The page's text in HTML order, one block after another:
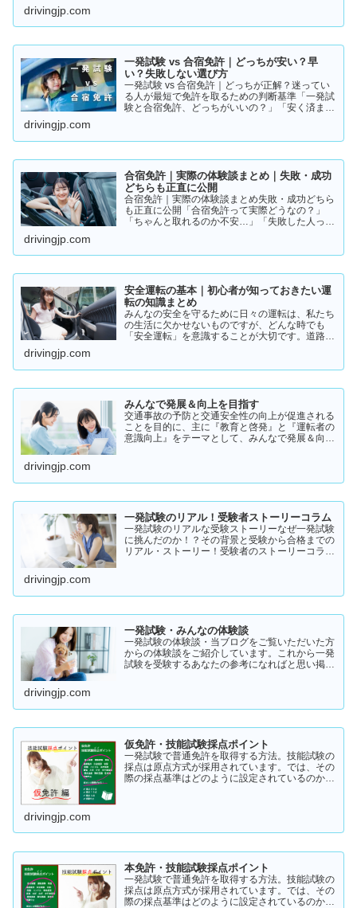
らに何回も落ちる・数…
drivingjp.com
一発試験 vs 合宿免許｜どっちが安い？早
い？失敗しない選び方
一発試験 vs 合宿免許｜どっちが正解？迷ってい
る人が最短で免許を取るための判断基準「一発試
験と合宿免許、どっちがいいの？」「安く済ませ
と、人によって最適…
drivingjp.com
合宿免許｜実際の体験談まとめ｜失敗・成功
どちらも正直に公開
合宿免許｜実際の体験談まとめ失敗・成功どちら
も正直に公開「合宿免許って実際どうなの？」
「ちゃんと取れるのか不安…」「失敗した人って
た。結論から言うと👇👉 …
drivingjp.com
安全運転の基本｜初心者が知っておきたい運
転の知識まとめ
みんなの安全を守るために日々の運転は、私たち
の生活に欠かせないものですが、どんな時でも
「安全運転」を意識することが大切です。道路状
過ぎや注意力の低下、小…
drivingjp.com
みんなで発展＆向上を目指す
交通事故の予防と交通安全性の向上が促進される
ことを目的に、主に『教育と啓発』と『運転者の
意識向上』をテーマとして、みんなで発展＆向上
drivingjp.com
一発試験のリアル！受験者ストーリーコラム
一発試験のリアルな受験ストーリーなぜ一発試験
に挑んだのか！？その背景と受験から合格までの
リアル・ストーリー！受験者のストーリーコラム
drivingjp.com
一発試験・みんなの体験談
一発試験の体験談・当ブログをご覧いただいた方
からの体験談をご紹介しています。これから一発
試験を受験するあなたの参考になればと思い掲載
drivingjp.com
仮免許・技能試験採点ポイント
一発試験で普通免許を取得する方法。技能試験の
採点は原点方式が採用されています。では、その
際の採点基準はどのように設定されているのかご
drivingjp.com
本免許・技能試験採点ポイント
一発試験で普通免許を取得する方法。技能試験の
採点は原点方式が採用されています。では、その
際の採点基準はどのように設定されているのかご